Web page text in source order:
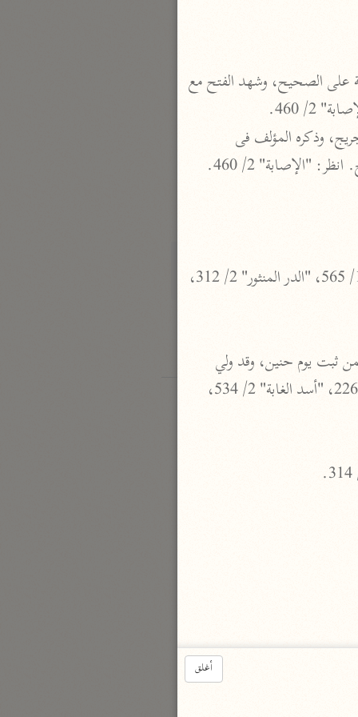
القرآن العظيم مسندًا
ابن أبي حاتم الرازي (٣٢٧ هـ)
نحو ١٠ مجلدات
مقاتل بن سليمان
بن دعامة السّدوسيّ (١١٧ هـ)
هو عثمان بن طلحة بن أبي طلحة (عبد الله) العبدري، الحجبي (حاجب البيت) أسلم يوم الحديبية على الصحيح، وشهد الفتح مع
أغلق